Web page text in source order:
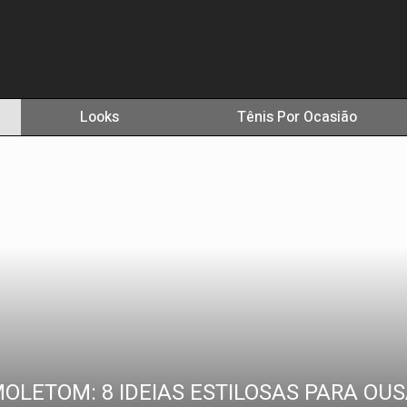
Looks Tênis Por Ocasião
8 IDEIAS ESTILOSAS PARA